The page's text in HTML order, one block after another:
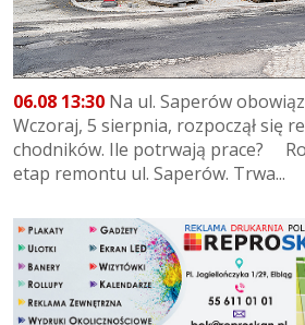
06.08 13:30 Na ul. Saperów
Wczoraj, 5 sierpnia, rozpoczął się
chodników. Ile potrwają prace?
etap remontu ul. Saperów. Trwa...